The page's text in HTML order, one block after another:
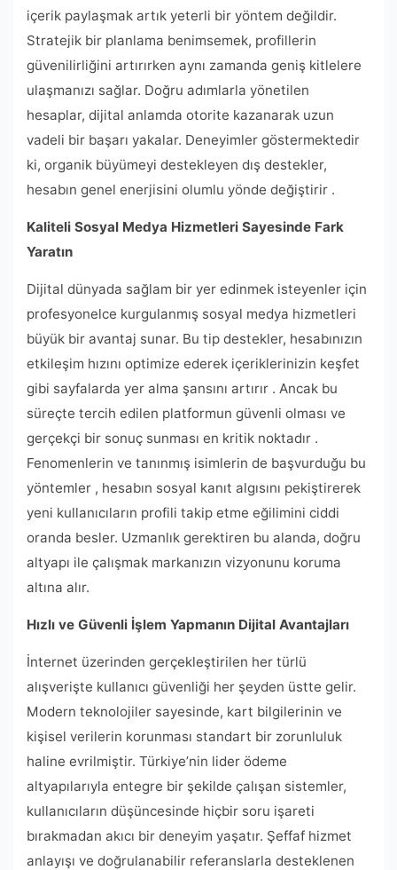
içerik paylaşmak artık yeterli bir yöntem değildir.
Stratejik bir planlama benimsemek, profillerin
güvenilirliğini artırırken aynı zamanda geniş kitlelere
ulaşmanızı sağlar. Doğru adımlarla yönetilen
hesaplar, dijital anlamda otorite kazanarak uzun
vadeli bir başarı yakalar. Deneyimler göstermektedir
ki, organik büyümeyi destekleyen dış destekler,
hesabın genel enerjisini olumlu yönde değiştirir .
Kaliteli Sosyal Medya Hizmetleri Sayesinde Fark
Yaratın
Dijital dünyada sağlam bir yer edinmek isteyenler için
profesyonelce kurgulanmış sosyal medya hizmetleri
büyük bir avantaj sunar. Bu tip destekler, hesabınızın
etkileşim hızını optimize ederek içeriklerinizin keşfet
gibi sayfalarda yer alma şansını artırır . Ancak bu
süreçte tercih edilen platformun güvenli olması ve
gerçekçi bir sonuç sunması en kritik noktadır .
Fenomenlerin ve tanınmış isimlerin de başvurduğu bu
yöntemler , hesabın sosyal kanıt algısını pekiştirerek
yeni kullanıcıların profili takip etme eğilimini ciddi
oranda besler. Uzmanlık gerektiren bu alanda, doğru
altyapı ile çalışmak markanızın vizyonunu koruma
altına alır.
Hızlı ve Güvenli İşlem Yapmanın Dijital Avantajları
İnternet üzerinden gerçekleştirilen her türlü
alışverişte kullanıcı güvenliği her şeyden üstte gelir.
Modern teknolojiler sayesinde, kart bilgilerinin ve
kişisel verilerin korunması standart bir zorunluluk
haline evrilmiştir. Türkiye’nin lider ödeme
altyapılarıyla entegre bir şekilde çalışan sistemler,
kullanıcıların düşüncesinde hiçbir soru işareti
bırakmadan akıcı bir deneyim yaşatır. Şeffaf hizmet
anlayışı ve doğrulanabilir referanslarla desteklenen